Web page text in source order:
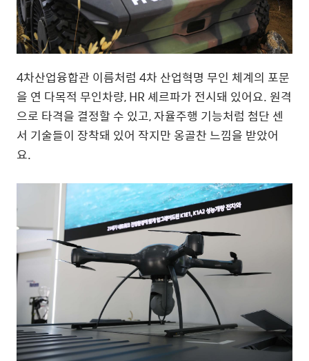
4차산업융합관 이름처럼 4차 산업혁명 무인 체계의 포문
을 연 다목적 무인차량, HR 셰르파가 전시돼 있어요. 원격
으로 타격을 결정할 수 있고,자율주행 기능처럼 첨단 센
서 기술들이 장착돼 있어 작지만 옹골찬 느낌을 받았어
요.